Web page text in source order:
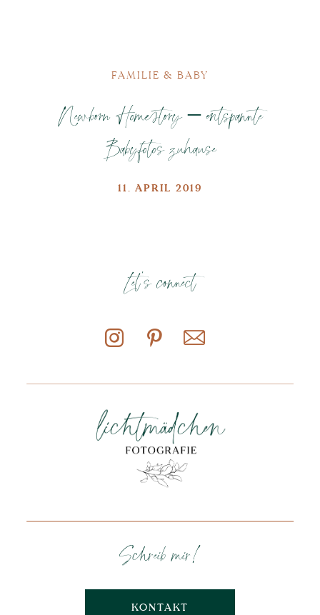
FAMILIE & BABY
Newborn Homestory – entspannte
Babyfotos zuhause
11. APRIL 2019
Schreib mir!
Let's connect
KONTAKT